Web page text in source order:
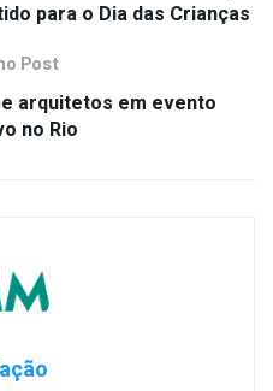
para o Dia das Crianças
Post
arquitetos em evento
no Rio